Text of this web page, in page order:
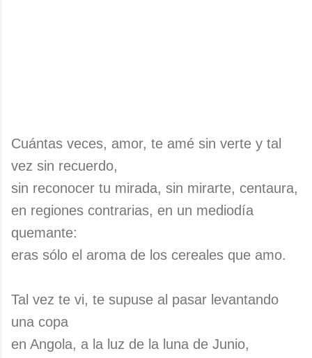
Cuántas veces, amor, te amé sin verte y tal
vez sin recuerdo,
sin reconocer tu mirada, sin mirarte, centaura,
en regiones contrarias, en un mediodía
quemante:
eras sólo el aroma de los cereales que amo.
Tal vez te vi, te supuse al pasar levantando
una copa
en Angola, a la luz de la luna de Junio,